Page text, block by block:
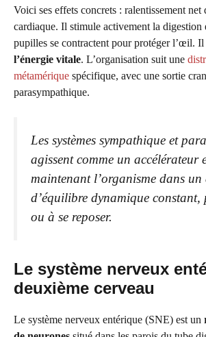
Voici ses effets concrets : ralentissement net
cardiaque. Il stimule activement la digestion
pupilles se contractent pour protéger l’œil. Il
l’énergie vitale. L’organisation suit une
métamérique spécifique, avec une sortie
parasympathique.
Les systèmes sympathique et
agissent comme un accélérateur
maintenant l’organisme dans un
d’équilibre dynamique
ou à se reposer.
Le système nerveux
deuxième cerveau
Le système nerveux entérique (SNE) est un